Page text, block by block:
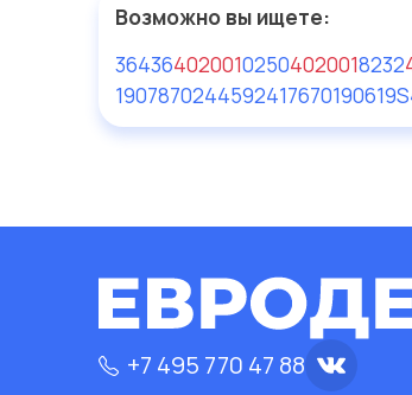
Возможно вы ищете:
3643640200102504020018232
1907870244592417670190619
+7 495 770 47 88